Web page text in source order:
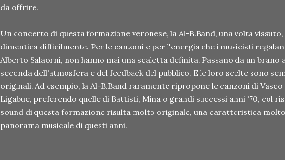
da offrire.
Un concerto di questa formazione veronese, la Al-B.Band, una volta vissuto,
dimentica difficilmente. Per le canzoni e per l'energia che i musicisti
Alberto Salaorni, non hanno mai una scaletta definita. Passano da un brano
seconda dell'atmosfera e del feedback del pubblico. E le loro scelte sono
originali. Ad esempio, la Al-B.Band raramente ripropone le canzoni di Vasco
Ligabue, preferendo quelle di Battisti, Mina o grandi successi anni '70, col
sound di questa formazione risulta molto originale, una caratteristica
panorama musicale di questi anni.